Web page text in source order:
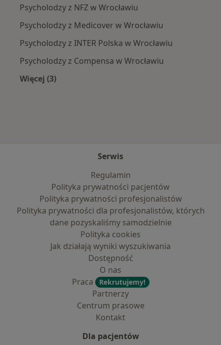
Psycholodzy z NFZ w Wrocławiu
Psycholodzy z Medicover w Wrocławiu
Psycholodzy z INTER Polska w Wrocławiu
Psycholodzy z Compensa w Wrocławiu
Więcej (3)
Serwis
Regulamin
Polityka prywatności pacjentów
Polityka prywatności profesjonalistów
Polityka prywatności dla profesjonalistów, których
dane pozyskaliśmy samodzielnie
Polityka cookies
Jak działają wyniki wyszukiwania
Dostępność
O nas
Praca
Rekrutujemy!
Partnerzy
Centrum prasowe
Kontakt
Dla pacjentów